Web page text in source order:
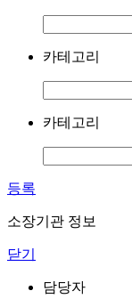
카테고리
카테고리
등록
소장기관 정보
닫기
담당자